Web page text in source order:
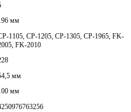
мм
1105, CP-1205, CP-1305, CP-1965, FK-
FK-2010
мм
мм